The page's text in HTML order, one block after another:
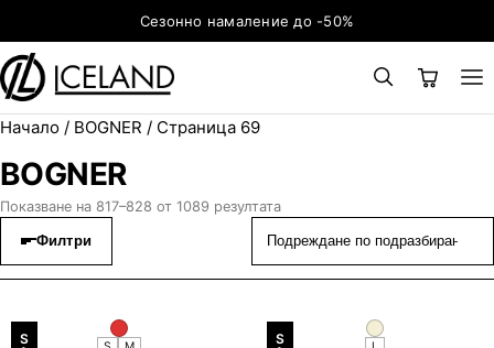
Към съдържаниетоСезонно намаление до -50%
Начало / BOGNER / Страница 69
BOGNER
Показване на 817–828 от 1089 резултата
Филтри
S
S